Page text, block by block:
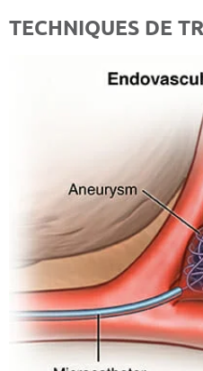
TECHNIQUES DE